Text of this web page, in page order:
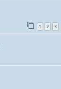
1 2 3